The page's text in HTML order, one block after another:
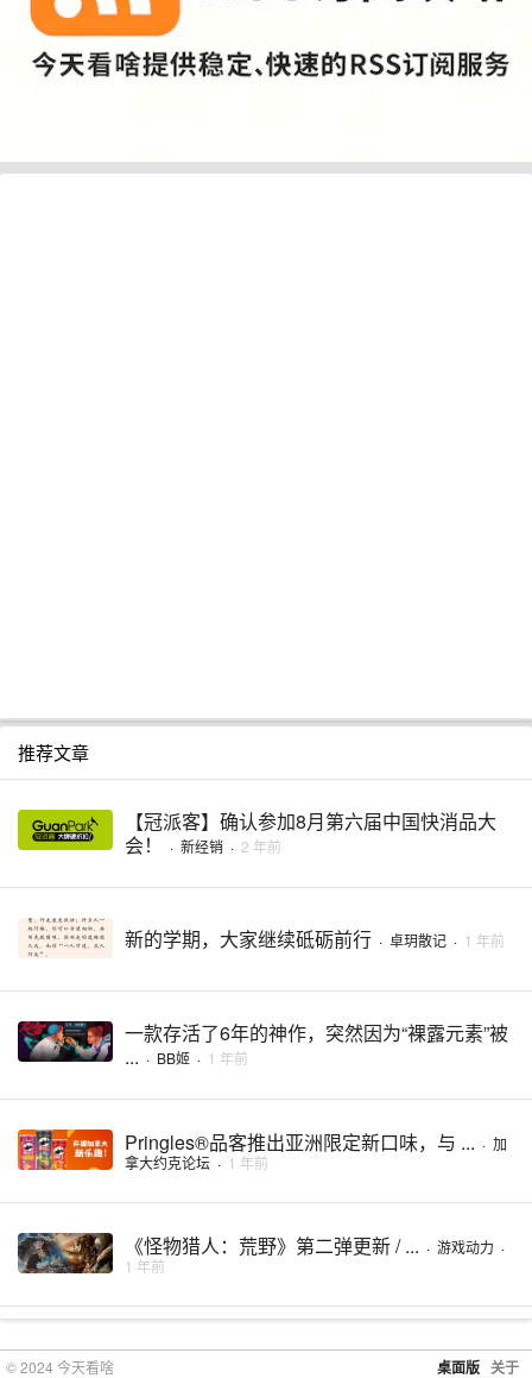
推荐文章
【冠派客】确认参加8月第六届中国快消品大
会！
· 新经销 · 2 年前
新的学期，大家继续砥砺前行 · 卓玥散记 · 1 年前
一款存活了6年的神作，突然因为“裸露元素”被
... · BB姬 · 1 年前
Pringles®品客推出亚洲限定新口味，与 ... · 加
拿大约克论坛 · 1 年前
《怪物猎人：荒野》第二弹更新 / ... · 游戏动力 ·
1 年前
桌面版 关于
© 2024 今天看啥